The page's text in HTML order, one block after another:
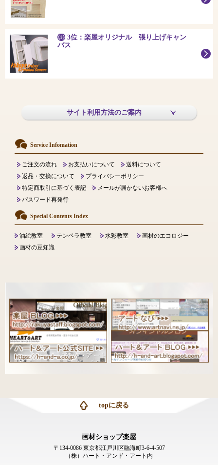
3位：楽屋オリジナル 張り上げキャン
バス
サイト利用方法のご案内
Service Infomation
ご注文の流れ お支払いについて
送料について
返品・交換について
プライバシーポリシー
特定商取引に基づく表記
メールが届かないお客様へ
パスワード再発行
Special Contents Index
油絵教室 テンペラ教室 水彩教室
画材のエコロジー
画材の豆知識
topに戻る
画材ショップ楽屋
〒134-0086 東京都江戸川区臨海町3-6-4-507
（株）ハート・アンド・アート内